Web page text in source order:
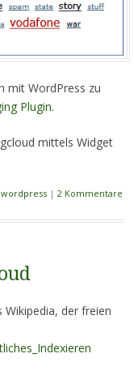
mit WordPress zu
Plugin.
mittels Widget
wordpress | 2 Kommentare
Wikipedia, der freien